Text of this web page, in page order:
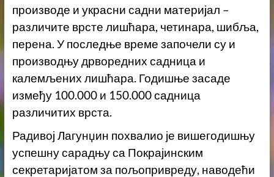
производе и украсни садни материјал –
различите врсте лишћара, четинара, шибља,
перена. У последње време започели су и
производњу дрворедних садница и
калемљених лишћара. Годишње засаде
између 100.000 и 150.000 садница
различитих врста.
Радивој Лагунџин похвалио је вишегодишњу
успешну сарадњу са Покрајинским
секретаријатом за пољопривреду, наводећи